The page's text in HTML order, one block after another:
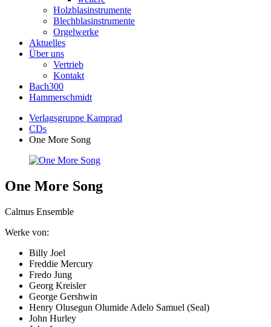
Holzblasinstrumente
Blechblasinstrumente
Orgelwerke
Aktuelles
Über uns
Vertrieb
Kontakt
Bach300
Hammerschmidt
Verlagsgruppe Kamprad
CDs
One More Song
One More Song
Calmus Ensemble
Werke von:
Billy Joel
Freddie Mercury
Fredo Jung
Georg Kreisler
George Gershwin
Henry Olusegun Olumide Adelo Samuel (Seal)
John Hurley